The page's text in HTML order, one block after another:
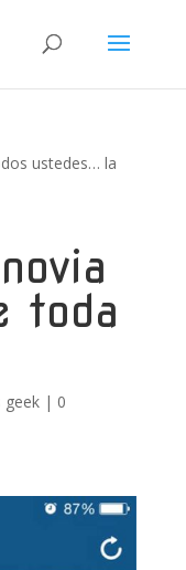
ustedes… la
toda
geek| 0